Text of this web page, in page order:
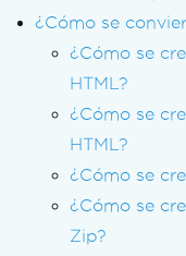
¿Cómo se
¿Cómo se
HTML?
¿Cómo se
HTML?
¿Cómo se
¿Cómo se
Zip?